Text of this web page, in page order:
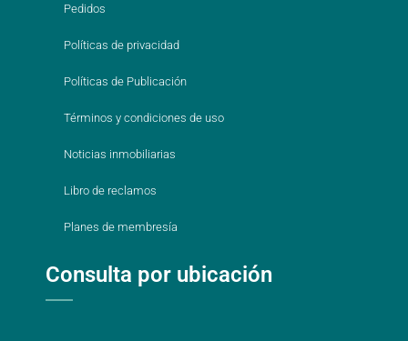
Pedidos
Políticas de privacidad
Políticas de Publicación
Términos y condiciones de uso
Noticias inmobiliarias
Libro de reclamos
Planes de membresía
Consulta por ubicación